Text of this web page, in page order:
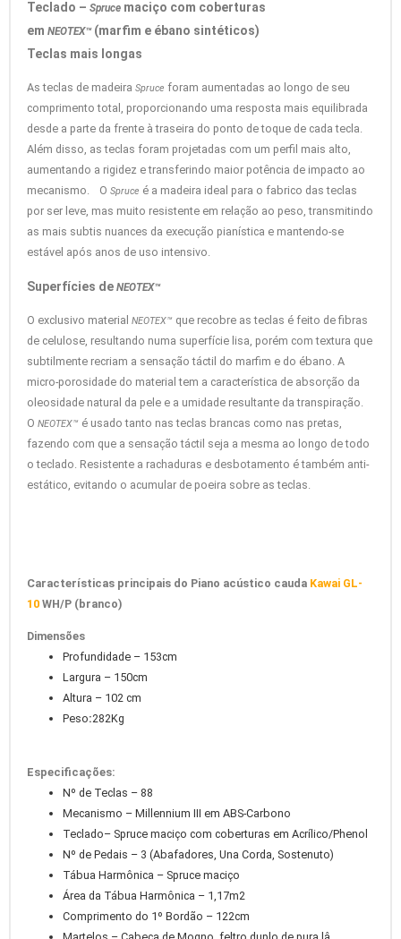
Teclado – Spruce maciço com coberturas
em NEOTEX™(marfim e ébano sintéticos)
Teclas mais longas
As teclas de madeira Spruce foram aumentadas ao longo de seu
comprimento total, proporcionando uma resposta mais equilibrada
desde a parte da frente à traseira do ponto de toque de cada tecla.
Além disso, as teclas foram projetadas com um perfil mais alto,
aumentando a rigidez e transferindo maior potência de impacto ao
mecanismo. O Spruce é a madeira ideal para o fabrico das teclas
por ser leve, mas muito resistente em relação ao peso, transmitindo
as mais subtis nuances da execução pianística e mantendo-se
estável após anos de uso intensivo.
Superfícies de NEOTEX™
O exclusivo material NEOTEX™ que recobre as teclas é feito de fibras
de celulose, resultando numa superfície lisa, porém com textura que
subtilmente recriam a sensação táctil do marfim e do ébano. A
micro-porosidade do material tem a característica de absorção da
oleosidade natural da pele e a umidade resultante da transpiração.
O NEOTEX™ é usado tanto nas teclas brancas como nas pretas,
fazendo com que a sensação táctil seja a mesma ao longo de todo
o teclado. Resistente a rachaduras e desbotamento é também anti-
estático, evitando o acumular de poeira sobre as teclas.
Características principais do Piano acústico cauda Kawai GL-
10 WH/P (branco)
Dimensões
Profundidade – 153cm
Largura – 150cm
Altura – 102 cm
Peso:282Kg
Especificações:
Nº de Teclas – 88
Mecanismo – Millennium III em ABS-Carbono
Teclado– Spruce maciço com coberturas em Acrílico/Phenol
Nº de Pedais – 3 (Abafadores, Una Corda, Sostenuto)
Tábua Harmônica – Spruce maciço
Área da Tábua Harmônica – 1,17m2
Comprimento do 1º Bordão – 122cm